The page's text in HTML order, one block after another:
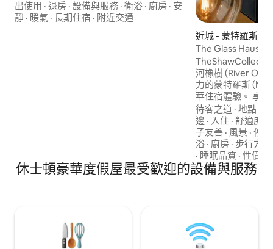
⭐ ⚽️ FIFA 世界盃 NRG 球場 5 英里 | 約 15 分
鐘 ⚾️ Daikin Park／市中心 3.7 英里 ~ 9 分
出使用 · 退房 · 設備與服務 · 衛浴 · 廚房 · 安
靜 · 暖氣 · 長期住宿 · 附近交通
近城 - 蒙特羅斯的
The Glass HausII•
梯
TheShawCollective 影片
河橡樹 (River
力的蒙特羅斯
華住宿體驗。 享
賞市中心景觀的屋
85 吋室外電視。可搭乘
數！ ⚽️ FIFA 世界盃 NRG 球場 5 英里 ~ 15
分鐘 ⚾️ 大金公園／市中心 4 英里 ~ 12 分鐘
🛍️ Galleria 商場 4
學 2 英里 ~ 7 分鐘
醫療中心 4.2 英里
待客之道 ·地點
邊 · 入住 ·舒適度
子友善 · 風景 ·停
浴 · 廚房 · 步行方便
· 睡眠品質 ·性價比
休士頓豪華度假屋最受歡迎的設備與服務